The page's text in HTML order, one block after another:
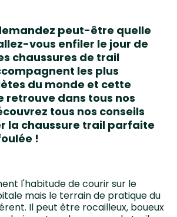
peut-être quelle
vous enfiler le jour de
chaussures de trail
les plus
du monde et cette
retrouve dans tous nos
tous nos conseils
la chaussure trail parfaite
!
l'habitude de courir sur le
mais le terrain de pratique du
Il peut être rocailleux, boueux